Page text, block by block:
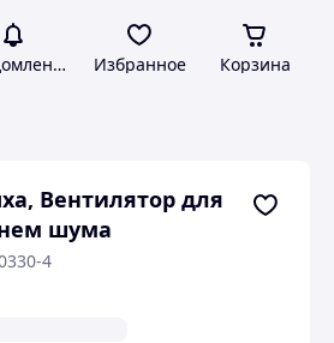
Избранное Корзина
Вентилятор для
шума
4